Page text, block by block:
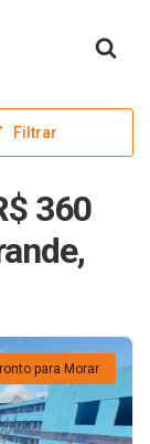
Filtrar
360
para Morar